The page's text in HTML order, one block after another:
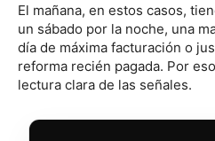
El mañana, en estos casos,
un sábado por la noche, una
día de máxima facturación o
reforma recién pagada. Por
lectura clara de las señales.